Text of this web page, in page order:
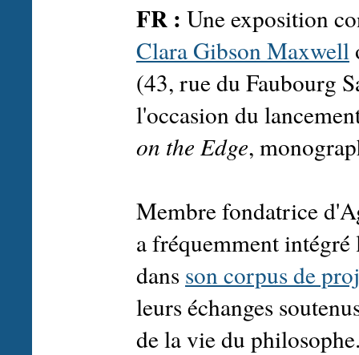
FR : Une exposition
Clara Gibson Maxwell
(43, rue du Faubourg
l'occasion du
on the Edge,
Membre fondatrice
a fréquemment
dans son corpus de
leurs échanges
de la vie du